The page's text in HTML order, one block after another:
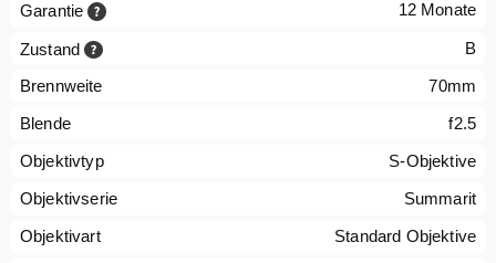
Garantie 12 Monate
Zustand B
Brennweite
70mm
Blende
f2.5
Objektivtyp
S-Objektive
Objektivserie
Summarit
Objektivart
Standard Objektive